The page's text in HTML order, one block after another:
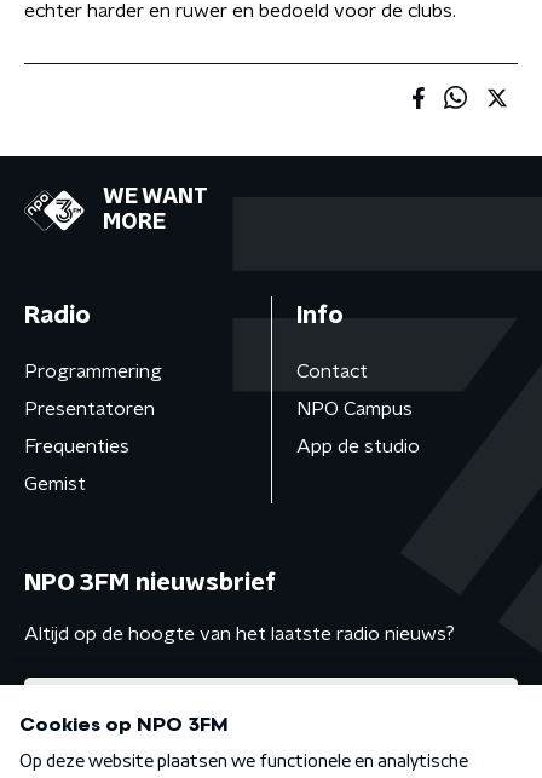
echter harder en ruwer en bedoeld voor de clubs.
WE WANT
MORE
Radio
Programmering
Presentatoren
Frequenties
Gemist
Info
Contact
NPO Campus
App de studio
NPO 3FM nieuwsbrief
Altijd op de hoogte van het laatste radio nieuws?